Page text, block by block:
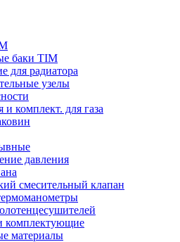
баки TIM
для радиатора
узелы
комплект. для газа
давления
смесительный клапан
комплектующие
материалы